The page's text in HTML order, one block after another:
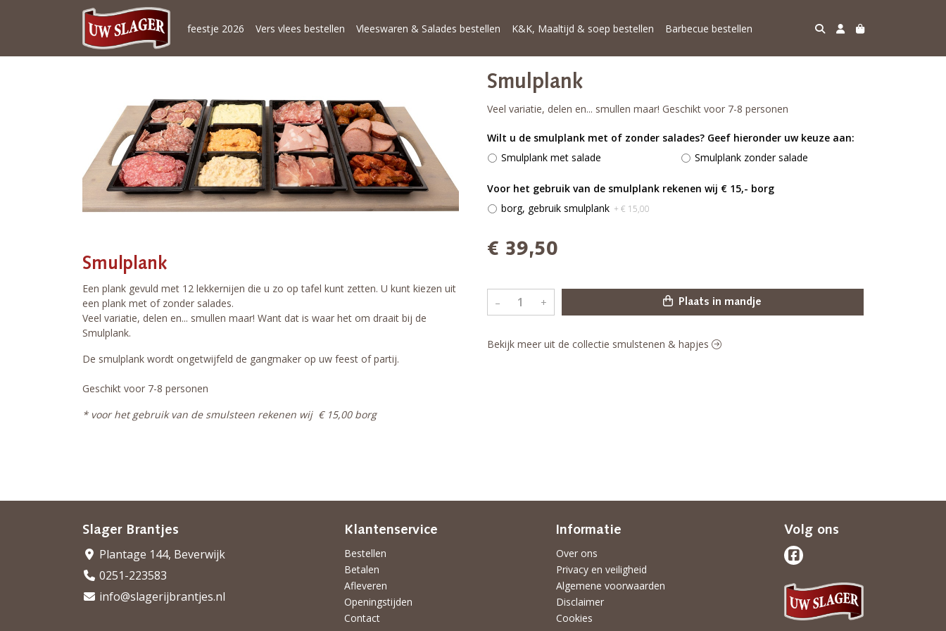
feestje 2026 Vers vlees bestellen Vleeswaren & Salades bestellen K&K, Maaltijd & soep bestellen Barbecue bestellen
Smulplank
Een plank gevuld met 12 lekkernijen die u zo op tafel kunt zetten. U kunt kiezen uit
een plank met of zonder salades.
Veel variatie, delen en... smullen maar! Want dat is waar het om draait bij de
Smulplank.
De smulplank wordt ongetwijfeld de gangmaker op uw feest of partij.
Geschikt voor 7-8 personen
* voor het gebruik van de smulsteen rekenen wij € 15,00 borg
Smulplank
Veel variatie, delen en... smullen maar! Geschikt voor 7-8 personen
Wilt u de smulplank met of zonder salades? Geef hieronder uw keuze aan:
Smulplank met salade
Smulplank zonder salade
Voor het gebruik van de smulplank rekenen wij € 15,- borg
borg, gebruik smulplank + € 15,00
€ 39,50
– + Plaats in mandje
Bekijk meer uit de collectie smulstenen & hapjes
Slager Brantjes
Plantage 144, Beverwijk
0251-223583
info@slagerijbrantjes.nl
Klantenservice
Bestellen
Betalen
Afleveren
Openingstijden
Contact
Informatie
Over ons
Privacy en veiligheid
Algemene voorwaarden
Disclaimer
Cookies
Volg ons